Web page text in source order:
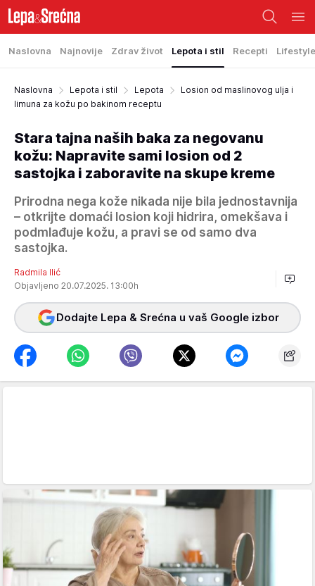
Naslovna Najnovije Zdrav život Lepota i stil Recepti Lifestyle
Naslovna Lepota i stil Lepota
Losion od maslinovog ulja i
limuna za kožu po bakinom receptu
Stara tajna naših baka za negovanu
kožu: Napravite sami losion od 2
sastojka i zaboravite na skupe kreme
Prirodna nega kože nikada nije bila jednostavnija
– otkrijte domaći losion koji hidrira, omekšava i
podmlađuje kožu, a pravi se od samo dva
sastojka.
Radmila Ilić
Objavljeno 20.07.2025. 13:00h
Dodajte Lepa & Srećna u vaš Google izbor